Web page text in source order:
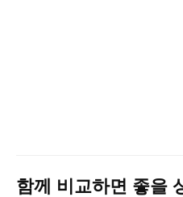
함께 비교하면 좋을